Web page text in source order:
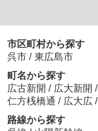
市区町村から探す
呉市 / 東広島市
町名から探す
広古新開 / 広大新開 /
仁方桟橋通 / 広大広 /
路線から探す